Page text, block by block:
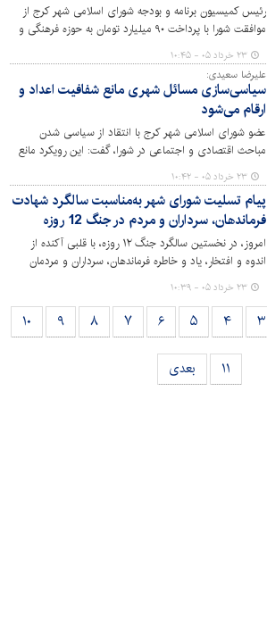
رئیس کمیسیون برنامه و بودجه شورای اسلامی شهر کرج از
موافقت شورا با پرداخت ۹۰ میلیارد تومان به حوزه فرهنگی و
هنری سازمان تبلیغات اسلامی برای آزادسازی زمین سینما
هجرت خبر داد و بر تسریع در ساماندهی بافت قدیمی میدان
کرج و حفظ فضای سبز پارک تاجیکستان تأکید کرد.
۲۳ خرداد ۰۵ - ۱۰:۴۵
علیرضا سعیدی:
سیاسی‌سازی مسائل شهری مانع شفافیت اعداد و
ارقام می‌شود
عضو شورای اسلامی شهر کرج با انتقاد از سیاسی شدن
مباحث اقتصادی و اجتماعی در شورا، گفت: این رویکرد مانع
شفاف‌سازی و تصمیم‌گیری دقیق بر اساس عدد و رقم در
پروژه‌های شهری می‌شود.
۲۳ خرداد ۰۵ - ۱۰:۴۲
پیام تسلیت شورای شهر به‌مناسبت سالگرد شهادت
فرماندهان، سرداران و مردم در جنگ 12 روزه
امروز، در نخستین سالگرد جنگ ۱۲ روزه، با قلبی آکنده از
اندوه و افتخار، یاد و خاطره فرماندهان، سرداران و مردمان
عزیزی را گرامی می‌داریم که جان خود را در راه دفاع از میهن،
امنیت و عزت کشور فدا کردند.
۲۳ خرداد ۰۵ - ۱۰:۳۹
۳ ۴ ۵ ۶ ۷ ۸ ۹ ۱۰
۱۱ بعدی